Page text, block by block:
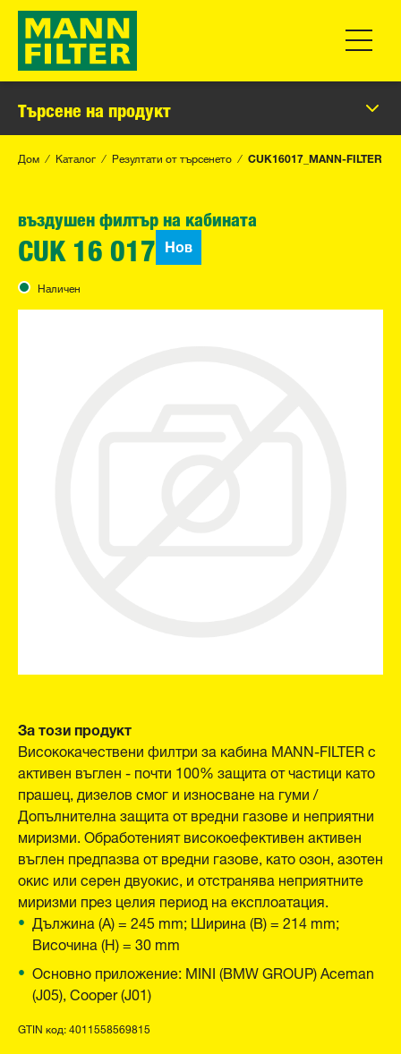
Търсене на продукт
Дом Каталог Резултати от търсенето CUK16017_MANN-FILTER
въздушен филтър на кабината
CUK 16 017 Нов
Наличен
За този продукт
Висококачествени филтри за кабина MANN-FILTER с
активен въглен - почти 100% защита от частици като
прашец, дизелов смог и износване на гуми /
Допълнителна защита от вредни газове и неприятни
миризми. Обработеният високоефективен активен
въглен предпазва от вредни газове, като озон, азотен
окис или серен двуокис, и отстранява неприятните
миризми през целия период на експлоатация.
Дължина (A) = 245 mm; Ширина (B) = 214 mm;
Височина (H) = 30 mm
Основно приложение: MINI (BMW GROUP) Aceman
(J05), Cooper (J01)
GTIN код: 4011558569815